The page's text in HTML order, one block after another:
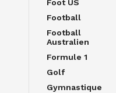
Foot US
Football
Football
Australien
Formule 1
Golf
Gymnastique